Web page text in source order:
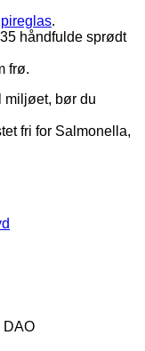
.
håndfulde sprødt
frø.
miljøet, bør du
fri for Salmonella,
DAO